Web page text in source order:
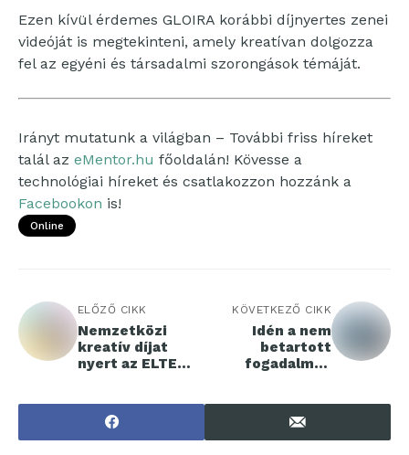
Ezen kívül érdemes GLOIRA korábbi díjnyertes zenei
videóját is megtekinteni, amely kreatívan dolgozza
fel az egyéni és társadalmi szorongások témáját.
Irányt mutatunk a világban – További friss híreket
talál az eMentor.hu főoldalán! Kövesse a
technológiai híreket és csatlakozzon hozzánk a
Facebookon is!
Online
ELŐZŐ CIKK
Nemzetközi
kreatív díjat
nyert az ELTE
KÖVETKEZŐ CIKK
Idén a nem
betartott
fogadalmak
tanácsadó
segítségével
indítsd az évet!